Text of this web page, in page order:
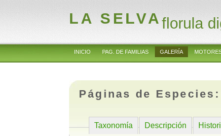
LA SELVAflorula
INICIO PAG. DE FAMILIAS GALERÍA
Páginas de
Taxonomía Descripción